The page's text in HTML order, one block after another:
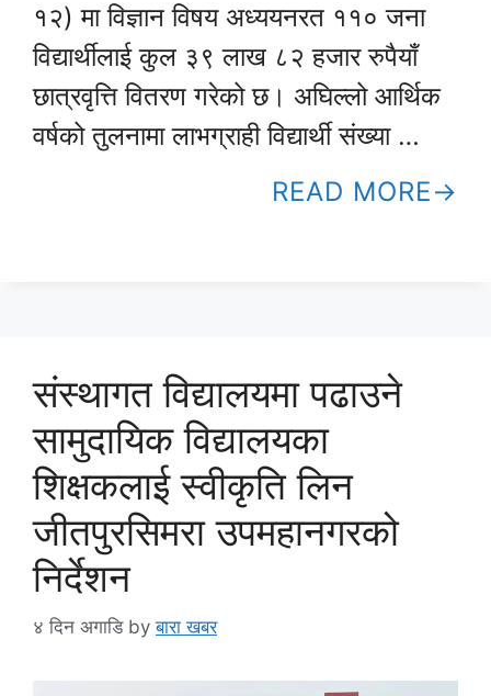
१२) मा विज्ञान विषय अध्ययनरत ११० जना
विद्यार्थीलाई कुल ३९ लाख ८२ हजार रुपैयाँ
छात्रवृत्ति वितरण गरेको छ। अघिल्लो आर्थिक
वर्षको तुलनामा लाभग्राही विद्यार्थी संख्या …
READ MORE
संस्थागत विद्यालयमा पढाउने
सामुदायिक विद्यालयका
शिक्षकलाई स्वीकृति लिन
जीतपुरसिमरा उपमहानगरको
निर्देशन
४ दिन अगाडि byबारा खबर